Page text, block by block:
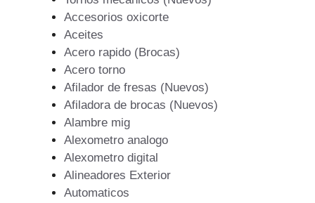
Accesorios oxicorte
Aceites
Acero rapido (Brocas)
Acero torno
Afilador de fresas (Nuevos)
Afiladora de brocas (Nuevos)
Alambre mig
Alexometro analogo
Alexometro digital
Alineadores Exterior
Automaticos